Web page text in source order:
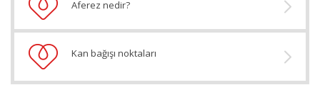
Aferez nedir?
Kan bağışı noktaları